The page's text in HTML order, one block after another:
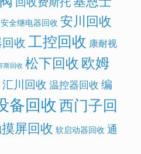
安全继电器回收 安川回收
收工控回收 康耐视
斯回收 松下回收欧姆
汇川回收 温控器回收 编
备回收西门子回
屏回收 软启动器回收 通